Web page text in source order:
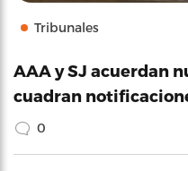
Tribunales
AAA y SJ acuerdan
cuadran
0